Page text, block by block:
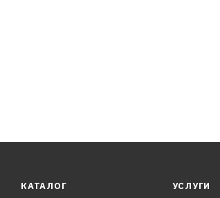
КАТАЛОГ УСЛУГИ